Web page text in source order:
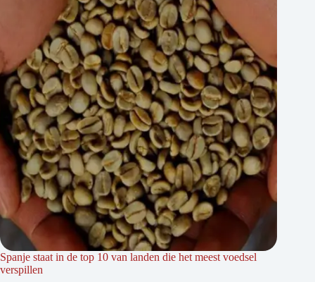
Spanje staat in de top 10 van landen die het meest voedsel
verspillen